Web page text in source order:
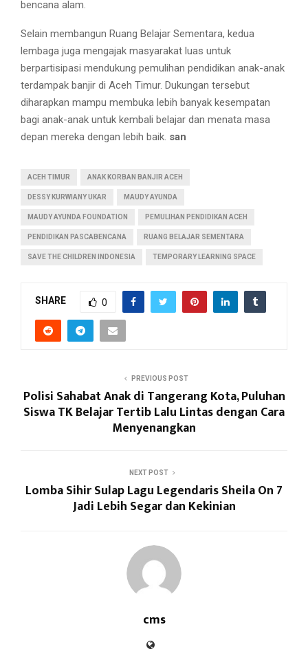
bencana alam.
Selain membangun Ruang Belajar Sementara, kedua
lembaga juga mengajak masyarakat luas untuk
berpartisipasi mendukung pemulihan pendidikan anak-anak
terdampak banjir di Aceh Timur. Dukungan tersebut
diharapkan mampu membuka lebih banyak kesempatan
bagi anak-anak untuk kembali belajar dan menata masa
depan mereka dengan lebih baik. san
ACEH TIMUR ANAK KORBAN BANJIR ACEH
DESSY KURWIANY UKAR MAUDY AYUNDA
MAUDY AYUNDA FOUNDATION PEMULIHAN PENDIDIKAN ACEH
PENDIDIKAN PASCABENCANA RUANG BELAJAR SEMENTARA
SAVE THE CHILDREN INDONESIA TEMPORARY LEARNING SPACE
SHARE 0
PREVIOUS POST
Polisi Sahabat Anak di Tangerang Kota, Puluhan
Siswa TK Belajar Tertib Lalu Lintas dengan Cara
Menyenangkan
NEXT POST
Lomba Sihir Sulap Lagu Legendaris Sheila On 7
Jadi Lebih Segar dan Kekinian
cms